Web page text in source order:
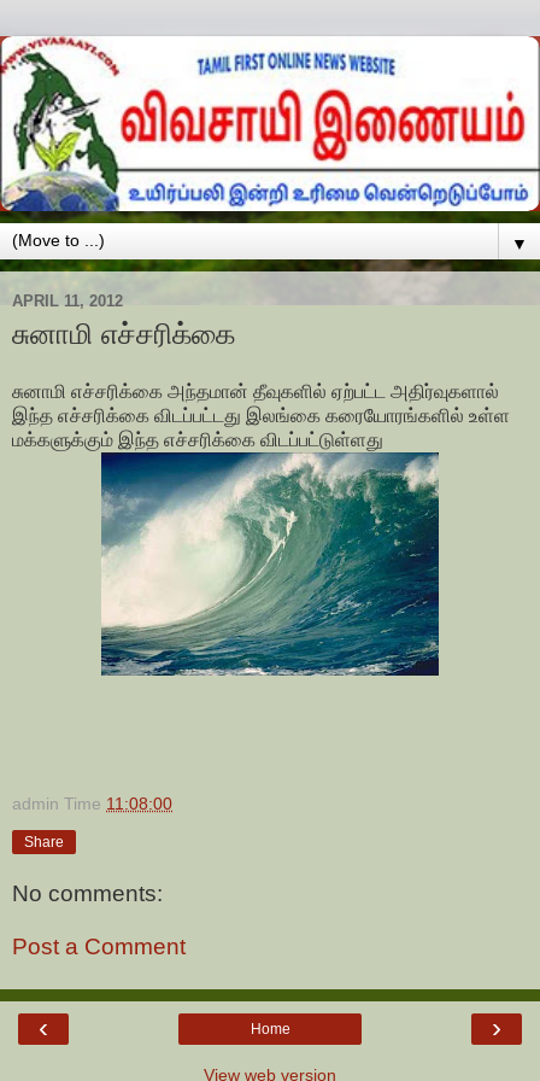
▼
APRIL 11, 2012
சுனாமி எச்சரிக்கை
சுனாமி எச்சரிக்கை அந்தமான் தீவுகளில் ஏற்பட்ட அதிர்வுகளால்
இந்த எச்சரிக்கை விடப்பட்டது இலங்கை கரையோரங்களில் உள்ள
மக்களுக்கும் இந்த எச்சரிக்கை விடப்பட்டுள்ளது
admin Time 11:08:00
Share
No comments:
Post a Comment
‹ ›
Home
View web version